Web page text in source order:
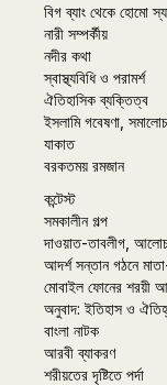
বিগ ব্যাং থেকে হোমো
নারী সম্পর্কীয়
নদীর কথা
স্বাস্থ্যবিধি ও পরামর্শ
ঐতিহাসিক ব্যক্তিত্ব
ইসলামি গবেষণা,
যাকাত
বরকতময় রমজান
কন্টেস্ট
সমকালীন গল্প
দাওয়াত-তাবলীগ,
আদর্শ সন্তান গঠনে
মোবাইল ফোনের শরয়ী
অনুবাদ: ইতিহাস ও
বাংলা নাটক
আরবী ব্যাকরণ
শরীয়তের দৃষ্টিতে পর্দা